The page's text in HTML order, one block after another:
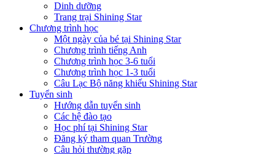
Dinh dưỡng
Trang trại Shining Star
Chương trình học
Một ngày của bé tại Shining Star
Chương trình tiếng Anh
Chương trình học 3-6 tuổi
Chương trình học 1-3 tuổi
Câu Lạc Bộ năng khiếu Shining Star
Tuyển sinh
Hướng dẫn tuyển sinh
Các hệ đào tạo
Học phí tại Shining Star
Đăng ký tham quan Trường
Câu hỏi thường gặp